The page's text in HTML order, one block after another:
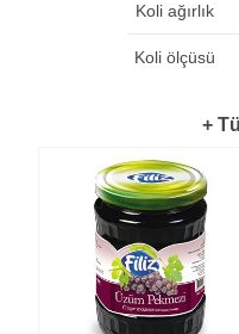
Koli ağırlık
Koli ölçüsü
+